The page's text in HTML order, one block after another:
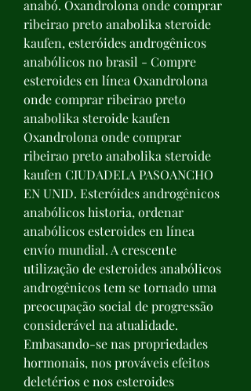
anabó. Oxandrolona onde comprar
ribeirao preto anabolika steroide
kaufen, esteróides androgênicos
anabólicos no brasil - Compre
esteroides en línea Oxandrolona
onde comprar ribeirao preto
anabolika steroide kaufen
Oxandrolona onde comprar
ribeirao preto anabolika steroide
kaufen CIUDADELA PASOANCHO
EN UNID. Esteróides androgênicos
anabólicos historia, ordenar
anabólicos esteroides en línea
envío mundial. A crescente
utilização de esteroides anabólicos
androgênicos tem se tornado uma
preocupação social de progressão
considerável na atualidade.
Embasando-se nas propriedades
hormonais, nos prováveis efeitos
deletérios e nos esteroides